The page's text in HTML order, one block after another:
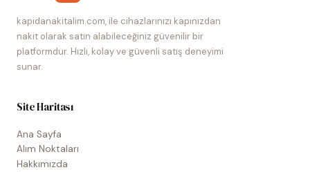
kapidanakitalim.com, ile cihazlarınızı kapınızdan
nakit olarak satın alabileceğiniz güvenilir bir
platformdur. Hızlı, kolay ve güvenli satış deneyimi
sunar.
Site Haritası
Ana Sayfa
Alım Noktaları
Hakkımızda